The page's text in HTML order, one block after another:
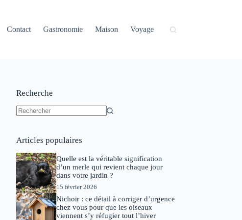
Contact Gastronomie Maison Voyage
Recherche
Articles populaires
Quelle est la véritable signification
d’un merle qui revient chaque jour
dans votre jardin ?
15 février 2026
Nichoir : ce détail à corriger d’urgence
chez vous pour que les oiseaux
viennent s’y réfugier tout l’hiver